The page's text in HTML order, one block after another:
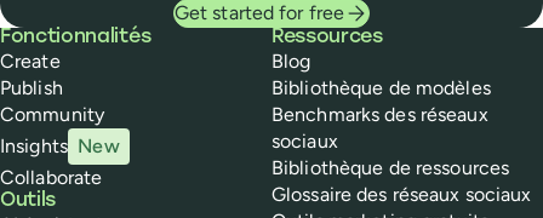
Get started for free
Buffer
Fonctionnalités
Create
Publish
Community
Insights New
Collaborate
Outils
Ressources
Blog
Bibliothèque de modèles
Benchmarks des réseaux
sociaux
Bibliothèque de ressources
Glossaire des réseaux sociaux